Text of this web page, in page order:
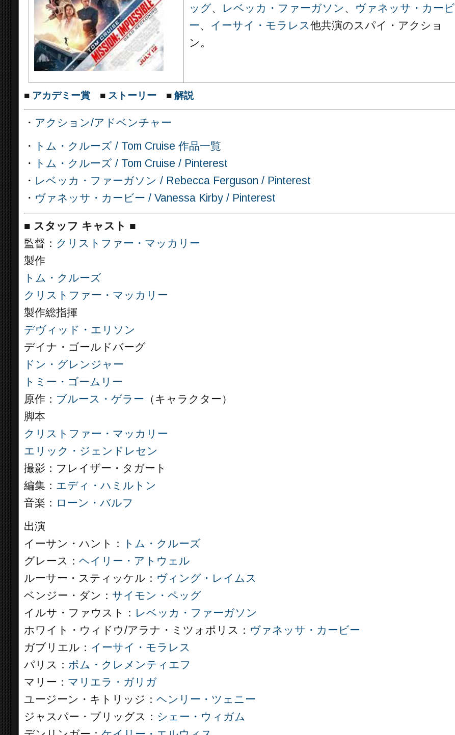
ッグ、 レベッカ・ファーガソン 、 ヴァネッサ・カービ
ー、 イーサイ・モラレス他共演のスパイ・アクショ
ン。
■ アカデミー賞 ■ ストーリー ■ 解説
・ アクション/アドベンチャー
・
トム・クルーズ / Tom Cruise 作品一覧
・
トム・クルーズ / Tom Cruise / Pinterest
・ レベッカ・ファーガソン / Rebecca Ferguson / Pinterest
・ ヴァネッサ・カービー / Vanessa Kirby / Pinterest
■ スタッフ キャスト ■
監督： クリストファー・マッカリー
製作
トム・クルーズ
クリストファー・マッカリー
製作総指揮
デヴィッド・エリソン
デイナ・ゴールドバーグ
ドン・グレンジャー
トミー・ゴームリー
原作： ブルース・ゲラー （キャラクター）
脚本
クリストファー・マッカリー
エリック・ジェンドレセン
撮影：フレイザー・タガート
編集： エディ・ハミルトン
音楽： ローン・バルフ
出演
イーサン・ハント：
トム・クルーズ
グレース： ヘイリー・アトウェル
ルーサー・スティッケル： ヴィング・レイムス
ベンジー・ダン： サイモン・ペッグ
イルサ・ファウスト： レベッカ・ファーガソン
ホワイト・ウィドウ/アラナ・ミツォポリス： ヴァネッサ・カービー
ガブリエル： イーサイ・モラレス
パリス： ポム・クレメンティエフ
マリー： マリエラ・ガリガ
ユージーン・キトリッジ： ヘンリー・ツェニー
ジャスパー・ブリッグス： シェー・ウィガム